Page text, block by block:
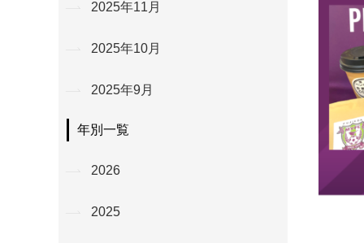
2025年11月
2025年10月
2025年9月
年別一覧
2026
2025